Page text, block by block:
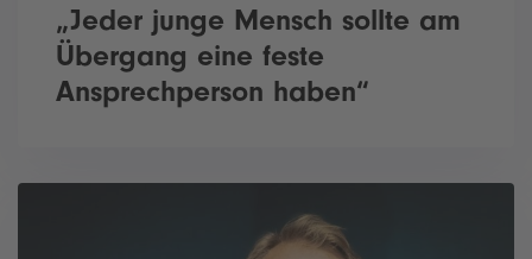
„Jeder junge Mensch sollte am
Übergang eine feste
Ansprechperson haben“